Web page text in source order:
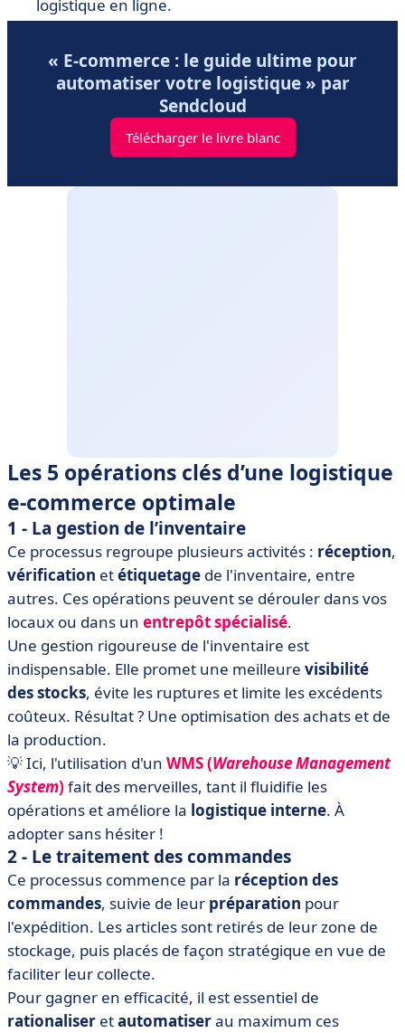
logistique en ligne.
« E-commerce : le guide ultime pour
automatiser votre logistique » par
Sendcloud
Télécharger le livre blanc
Les 5 opérations clés d’une logistique
e-commerce optimale
1 - La gestion de l’inventaire
Ce processus regroupe plusieurs activités : réception,
vérification etétiquetage de l'inventaire, entre
autres. Ces opérations peuvent se dérouler dans vos
locaux ou dans un entrepôt spécialisé.
Une gestion rigoureuse de l'inventaire est
indispensable. Elle promet une meilleure visibilité
des stocks, évite les ruptures et limite les excédents
coûteux. Résultat ? Une optimisation des achats et de
la production.
💡 Ici, l'utilisation d'un WMS (Warehouse Management
System) fait des merveilles, tant il fluidifie les
opérations et améliore la logistique interne. À
adopter sans hésiter !
2 - Le traitement des commandes
Ce processus commence par la réception des
commandes, suivie de leur préparation pour
l'expédition. Les articles sont retirés de leur zone de
stockage, puis placés de façon stratégique en vue de
faciliter leur collecte.
Pour gagner en efficacité, il est essentiel de
rationaliser etautomatiserau maximum ces